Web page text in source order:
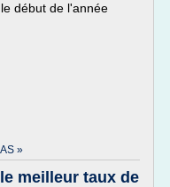
début de l'année
»
meilleur taux de